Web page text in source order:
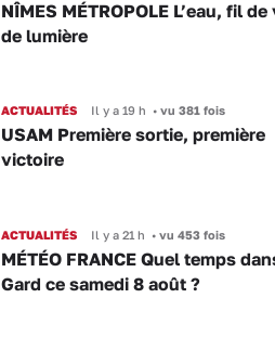
NÎMES MÉTROPOLE L’eau, fil de
de lumière
ACTUALITÉS Il y a 19 h •vu 381 fois
USAM Première sortie, première
victoire
ACTUALITÉS Il y a 21 h •vu 453 fois
MÉTÉO FRANCE Quel temps
Gard ce samedi 8 août ?